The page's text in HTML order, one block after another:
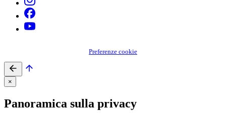
Preferenze cookie
×
Panoramica sulla privacy